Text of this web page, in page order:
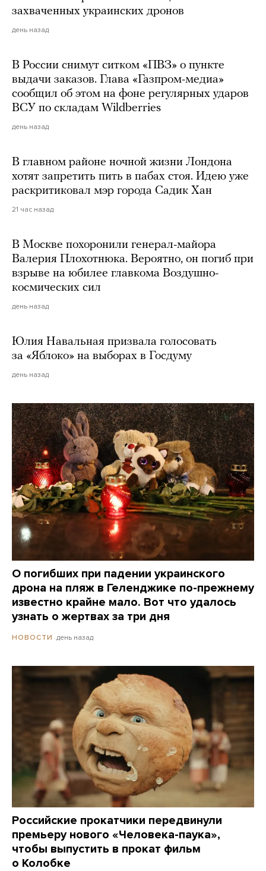
захваченных украинских дронов
день назад
В России снимут ситком «ПВЗ» о пункте
выдачи заказов. Глава «Газпром-медиа»
сообщил об этом на фоне регулярных ударов
ВСУ по складам Wildberries
день назад
В главном районе ночной жизни Лондона
хотят запретить пить в пабах стоя. Идею уже
раскритиковал мэр города Садик Хан
21 час назад
В Москве похоронили генерал-майора
Валерия Плохотнюка. Вероятно, он погиб при
взрыве на юбилее главкома Воздушно-
космических сил
день назад
Юлия Навальная призвала голосовать
за «Яблоко» на выборах в Госдуму
день назад
О погибших при падении украинского
дрона на пляж в Геленджике по-прежнему
известно крайне мало. Вот что удалось
узнать о жертвах за три дня
НОВОСТИ день назад
Российские прокатчики передвинули
премьеру нового «Человека-паука»,
чтобы выпустить в прокат фильм
о Колобке